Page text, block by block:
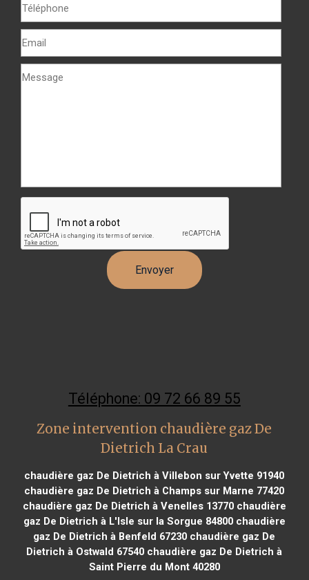
Téléphone: 09 72 66 89 55
Zone intervention chaudière gaz De
Dietrich La Crau
chaudière gaz De Dietrich à Villebon sur Yvette 91940
chaudière gaz De Dietrich à Champs sur Marne 77420
chaudière gaz De Dietrich à Venelles 13770chaudière
gaz De Dietrich à L'Isle sur la Sorgue 84800chaudière
gaz De Dietrich à Benfeld 67230 chaudière gaz De
Dietrich à Ostwald 67540 chaudière gaz De Dietrich à
Saint Pierre du Mont 40280